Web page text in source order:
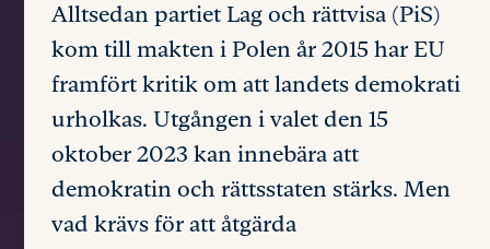
Alltsedan partiet Lag och rättvisa (PiS)
kom till makten i Polen år 2015 har EU
framfört kritik om att landets demokrati
urholkas. Utgången i valet den 15
oktober 2023 kan innebära att
demokratin och rättsstaten stärks. Men
vad krävs för att åtgärda